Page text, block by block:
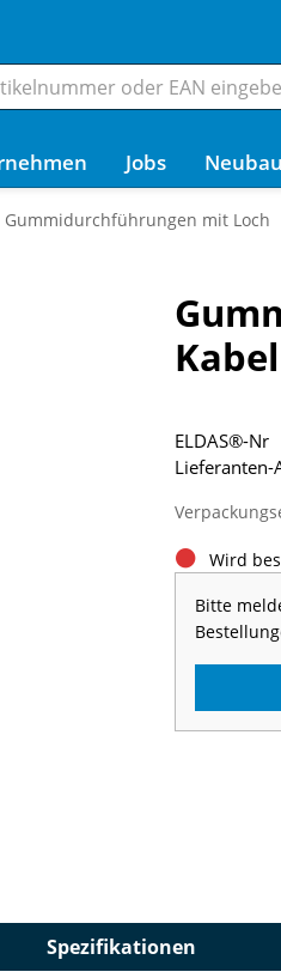
Jobs
Gummidurchführungen mit Loch
Wird
Bitte
ELDAS®-Nr
Lieferanten-
Spezifikationen